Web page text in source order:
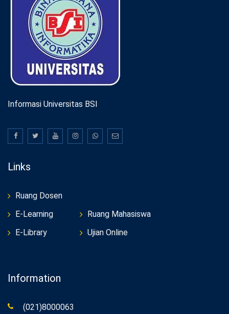
Informasi Universitas BSI
Links
Ruang Dosen
E-Learning
E-Library
Ruang Mahasiswa
Ujian Online
Information
(021)8000063